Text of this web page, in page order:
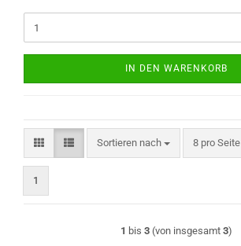
IN DEN WARENKORB
Sortieren nach
Sortieren nach 8 pro Seite
pro Seite
1
1 bis 3 (von insgesamt 3)